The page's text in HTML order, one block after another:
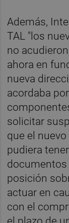
Además,
TAL "los
no
ahora en
nueva
acordaba
solicitar
que el
pudiera
documentos
posición
actuar en
con el